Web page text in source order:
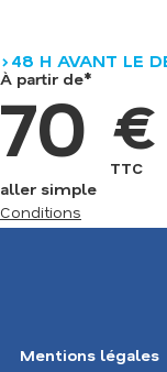
>48 H AVANT LE
À partir de*
70 €
TTC
aller simple
Conditions
Mentions légales